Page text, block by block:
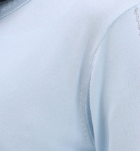
」於每月結算日後寄送繳費提
碼／台灣大直營門市／銀行轉
。
以下簡稱本公司）所提供，讓
，並由商店將買賣／分期付款
帳單繳交帳款。
關係目的，商店將以您的個人
哥大進項蒐集、處理及利用，
認、核對及更正。
將跳轉至「AFTEE先享後付」
完成結帳。
。
中的連結，可透過四大超商／
為交易完成。
但若您需要取消訂單，請聯絡
視為有效，需透過AFTEE先享
結帳頁面顯示為準，若有關於
問，請聯繫「AFTEE先享後付
費
費
費